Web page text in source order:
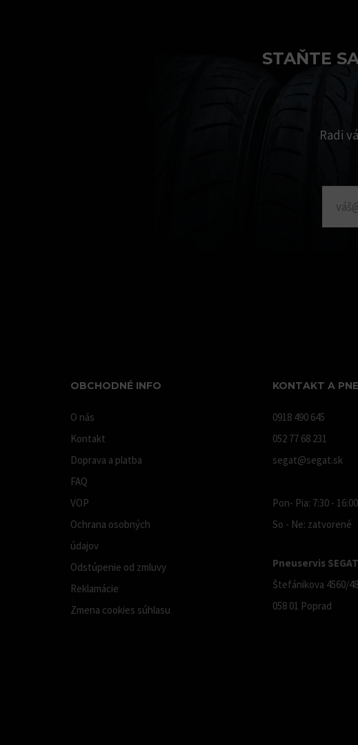
STAŇTE
Radi
OBCHODNÉ INFO
O nás
Kontakt
Doprava a platba
FAQ
VOP
Ochrana osobných
údajov
Odstúpenie od zmluvy
Reklamácie
Zmena cookies súhlasu
KONTAKT A
0918 490 645
052 77 68 231
segat@segat.sk
Pon- Pia: 7:30 - 16:00
So - Ne: zatvorené
Pneuservis
Štefánikova 4560/
058 01 Poprad